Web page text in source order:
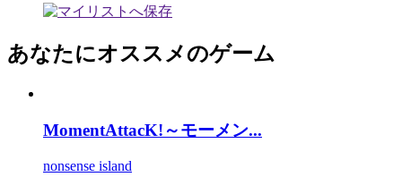
あなたにオススメのゲーム
MomentAttacK!～モーメン...
nonsense island